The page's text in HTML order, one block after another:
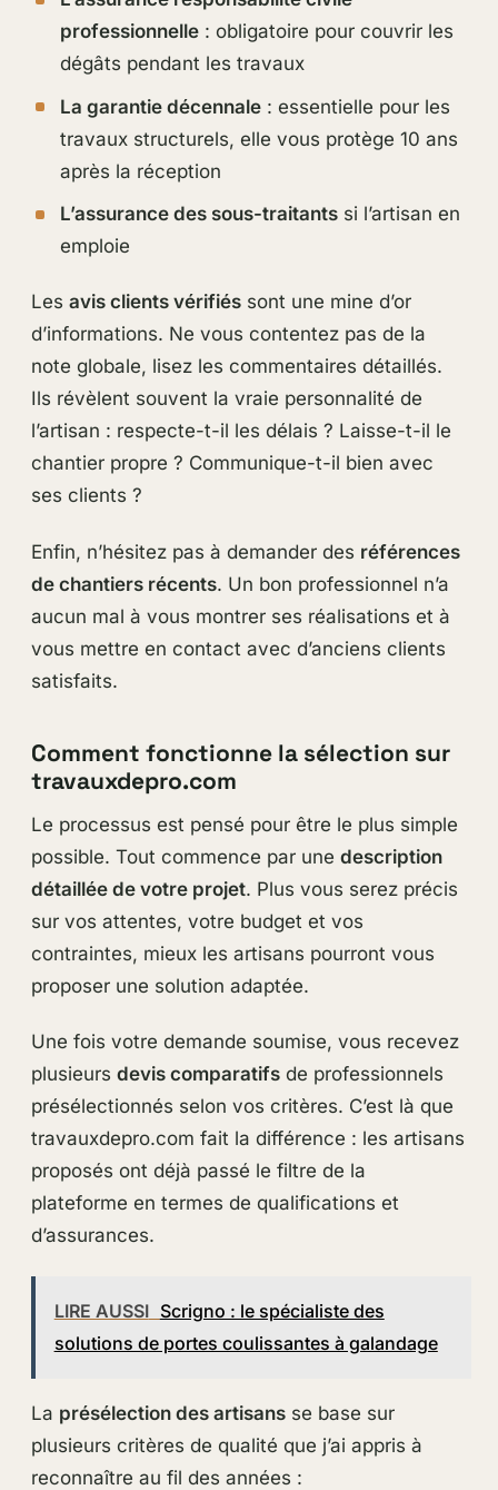
professionnelle: obligatoire pour couvrir les
dégâts pendant les travaux
La garantie décennale: essentielle pour les
travaux structurels, elle vous protège 10 ans
après la réception
L’assurance des sous-traitantssi l’artisan en
emploie
Les avis clients vérifiéssont une mine d’or
d’informations. Ne vous contentez pas de la
note globale, lisez les commentaires détaillés.
Ils révèlent souvent la vraie personnalité de
l’artisan : respecte-t-il les délais ? Laisse-t-il le
chantier propre ? Communique-t-il bien avec
ses clients ?
Enfin, n’hésitez pas à demander des références
de chantiers récents. Un bon professionnel n’a
aucun mal à vous montrer ses réalisations et à
vous mettre en contact avec d’anciens clients
satisfaits.
Comment fonctionne la sélection sur
travauxdepro.com
Le processus est pensé pour être le plus simple
possible. Tout commence par une description
détaillée de votre projet. Plus vous serez précis
sur vos attentes, votre budget et vos
contraintes, mieux les artisans pourront vous
proposer une solution adaptée.
Une fois votre demande soumise, vous recevez
plusieurs devis comparatifsde professionnels
présélectionnés selon vos critères. C’est là que
travauxdepro.com fait la différence : les artisans
proposés ont déjà passé le filtre de la
plateforme en termes de qualifications et
d’assurances.
LIRE AUSSI Scrigno : le spécialiste des
solutions de portes coulissantes à galandage
La présélection des artisansse base sur
plusieurs critères de qualité que j’ai appris à
reconnaître au fil des années :